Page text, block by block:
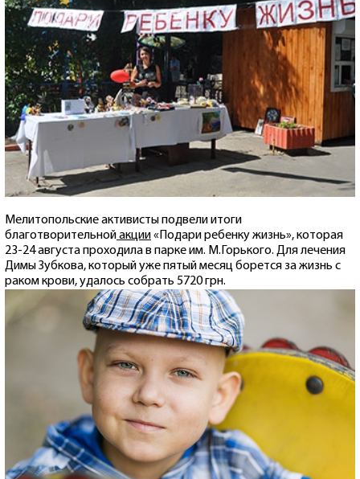
Мелитопольские активисты подвели итоги
благотворительнойакции«Подари ребенку жизнь», которая
23-24 августа проходила в парке им. М.Горького. Для лечения
Димы Зубкова, который уже пятый месяц борется за жизнь с
раком крови, удалось собрать 5720 грн.